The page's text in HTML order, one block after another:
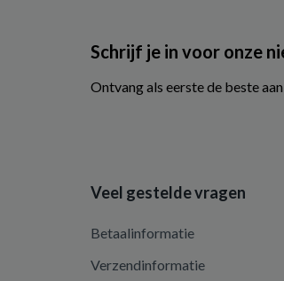
Schrijf je in voor onze
Ontvang als eerste de beste
Veel gestelde vragen
Betaalinformatie
Verzendinformatie